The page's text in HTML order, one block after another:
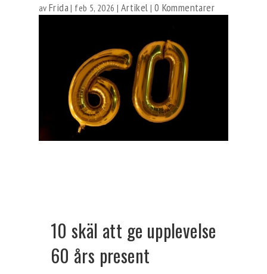
av Frida| feb 5, 2026 | Artikel | 0 Kommentarer
10 skäl att ge upplevelse
60 års present